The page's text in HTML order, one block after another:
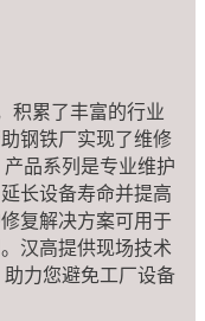
积累了丰富的行业
钢铁厂实现了维修
品系列是专业维护
长设备寿命并提高
复解决方案可用于
汉高提供现场技术
助力您避免工厂设备